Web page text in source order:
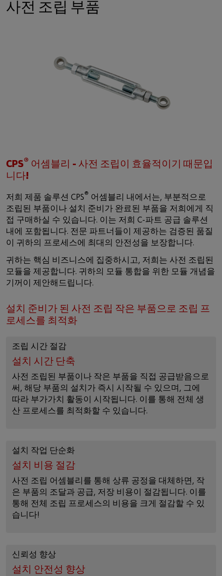
사전 조립 부품
CPS® 어셈블리 - 사전 조립이 효율적이기 때문입
니다!
저희 제품 솔루션 CPS® 어셈블리 내에서는, 부분적으로
조립된 부품이나 설치 준비가 완료된 부품을 저희에게 직
접 구매하실 수 있습니다. 이는 저희 C-파트 공급 솔루션
내에 포함됩니다. 전문 파트너들이 제공하는 검증된 품질
이 귀하의 프로세스에 최대의 안전성을 보장합니다.
귀하는 핵심 비즈니스에 집중하시고, 저희는 사전 조립된
모듈을 제공합니다. 귀하의 모듈 통합을 위한 모듈 개념을
기꺼이 제안해드립니다.
설치 준비가 된 사전 조립 작은 부품으로 조립 프
로세스를 최적화
조립 시간 절감
설치 시간 단축
사전 조립된 부품이나 작은 부품을 직접 공급받음으로
써, 해당 부품의 설치가 즉시 시작될 수 있으며, 그에
따라 부가가치 활동이 시작됩니다. 이를 통해 전체 생
산 프로세스를 최적화할 수 있습니다.
설치 작업 단순화
설치 비용 절감
사전 조립 어셈블리를 통해 상류 공정을 대체하면, 작
은 부품의 조달과 공급, 저장 비용이 절감됩니다. 이를
통해 전체 조립 프로세스의 비용을 크게 절감할 수 있
습니다!
신뢰성 향상
설치 안전성 향상